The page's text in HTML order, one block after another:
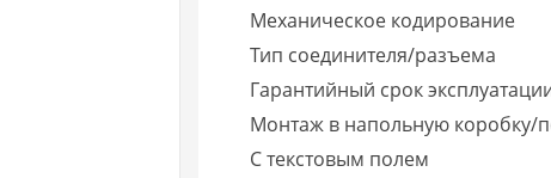
Механическое кодирование
Тип соединителя/разъема
Гарантийный срок
Монтаж в напольную коробку/
С текстовым полем